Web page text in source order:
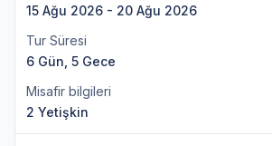
15 Ağu 2026 - 20 Ağu 2026
Tur Süresi
6 Gün, 5 Gece
Misafir bilgileri
2 Yetişkin